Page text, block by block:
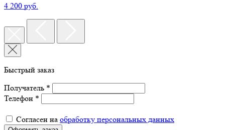
4 200 руб.
Быстрый заказ
Получатель *
Телефон *
Согласен на обработку персональных данных